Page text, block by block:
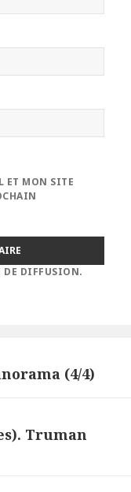
ET MON SITE
DE DIFFUSION.
(4/4)
Truman